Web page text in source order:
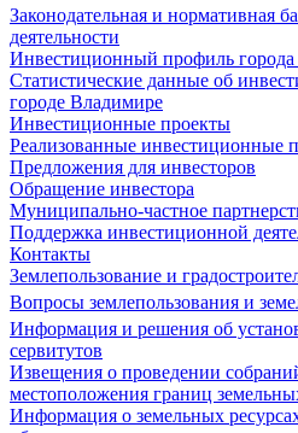
Законодательная и нормативная
деятельности
Инвестиционный профиль
Статистические данные об
городе Владимире
Инвестиционные проекты
Реализованные инвестиционные
Предложения для инвесторов
Обращение инвестора
Муниципально-частное
Поддержка инвестиционной
Контакты
Землепользование и
Вопросы землепользования и
Информация и решения об
сервитутов
Извещения о проведении
местоположения границ
Информация о земельных